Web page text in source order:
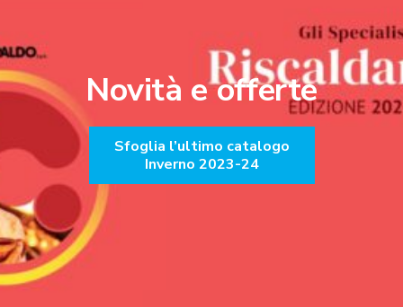
Novità e offerte
Sfoglia l’ultimo catalogo
Inverno 2023-24